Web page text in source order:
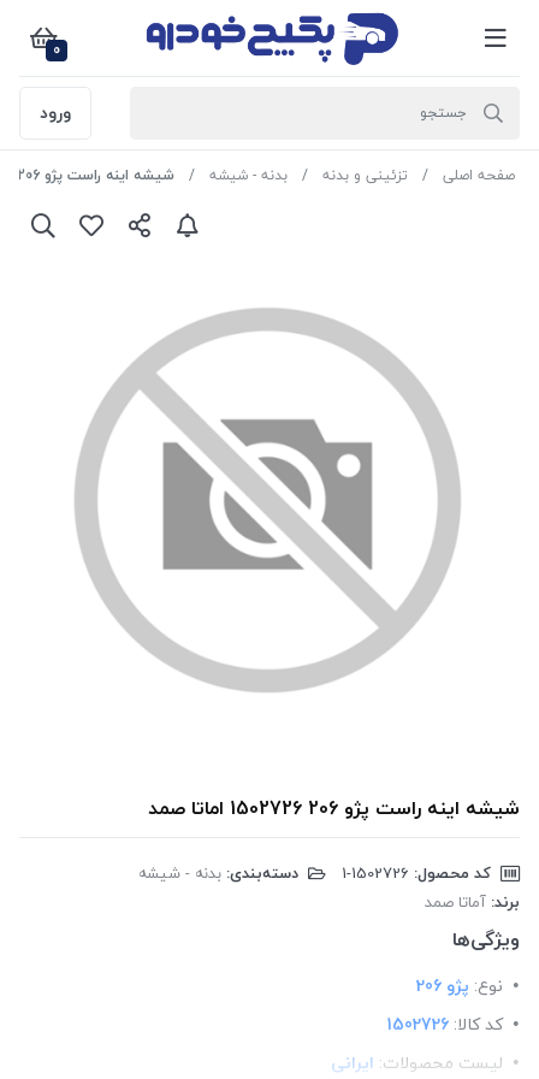
0
ورود
صفحه اصلی تزئینی و بدنه بدنه - شیشه شیشه اینه راست پژو 206 1502726 اماتا صمد
شیشه اینه راست پژو 206 1502726 اماتا صمد
کد محصول: دسته‌بندی: بدنه - شیشه
برند: آماتا صمد
ویژگی‌ها
نوع: پژو 206
کد کالا: 1502726
لیست محصولات: ایرانی